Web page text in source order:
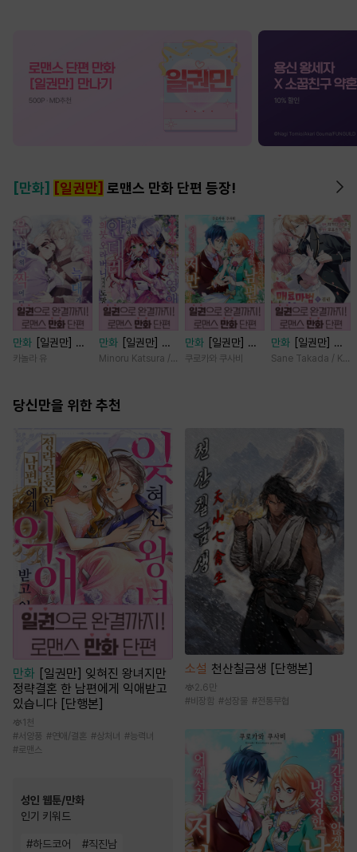
[만화] [일권만] 로맨스 만화 단편 등장!
만화
[일권만] 죽
을 뻔한 늑대가 운
카놀라 유
만화
[일권만] 기
억상실 악역 영애
니에게서 도망칠
Minoru Katsura / Mizune
만화
[일권만] 내
게 간섭하지 않겠
쿠로카와 쿠사비
만화
[일권만] 매
료 마법에 걸린 척
Sane Takada /
당신만을 위한 추천
만화 [일권만] 잊혀진 왕녀지만
정략결혼 한 남편에게 익애받고
있습니다 [단행본]
1천
#서양풍 #연애/결혼 #상처녀 #능력녀
#로맨스
성인 웹툰/만화
인기 키워드
#하드코어 #직진남
소설 천산칠금생 [단행본]
2.6만
#비장함 #성장물 #전통무협